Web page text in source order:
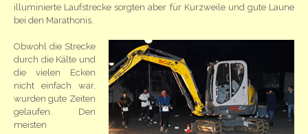
illuminierte Laufstrecke sorgten aber für Kurzweile und gute Laune
bei den Marathonis.
Obwohl die Strecke
durch die Kälte und
die vielen Ecken
nicht einfach war,
wurden gute Zeiten
gelaufen. Den
meisten